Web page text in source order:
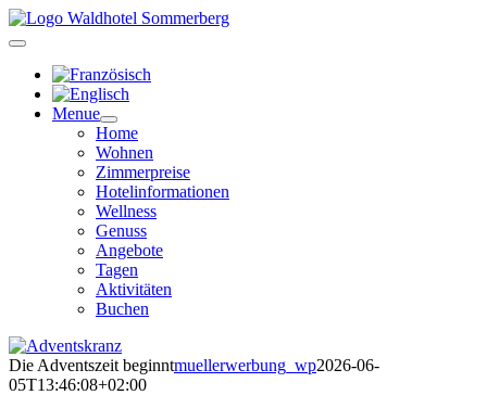
Zum
Inhalt
Menue
Home
Wohnen
Zimmerpreise
Hotelinformationen
Wellness
Genuss
Angebote
Tagen
Aktivitäten
Buchen
Die Adventszeit beginntmuellerwerbung_wp2026-06-
05T13:46:08+02:00